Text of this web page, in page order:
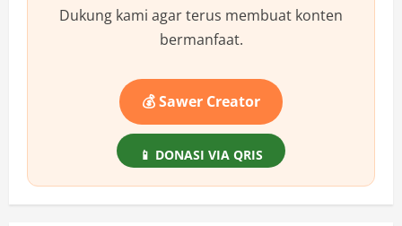
Mengejutkan
di
Dukung kami agar terus membuat konten
bermanfaat.
💰 Sawer Creator
📱 DONASI VIA QRIS